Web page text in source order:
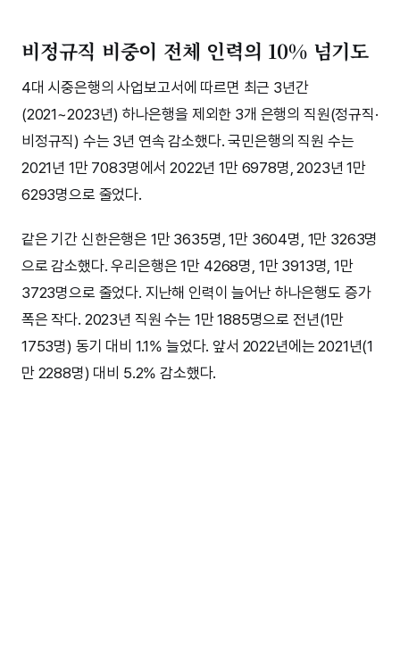
비정규직 비중이 전체 인력의 10% 넘기도
4대 시중은행의 사업보고서에 따르면 최근 3년간
(2021~2023년) 하나은행을 제외한 3개 은행의 직원(정규직·
비정규직) 수는 3년 연속 감소했다. 국민은행의 직원 수는
2021년 1만 7083명에서 2022년 1만 6978명, 2023년 1만
6293명으로 줄었다.
같은 기간 신한은행은 1만 3635명, 1만 3604명, 1만 3263명
으로 감소했다. 우리은행은 1만 4268명, 1만 3913명, 1만
3723명으로 줄었다. 지난해 인력이 늘어난 하나은행도 증가
폭은 작다. 2023년 직원 수는 1만 1885명으로 전년(1만
1753명) 동기 대비 1.1% 늘었다. 앞서 2022년에는 2021년(1
만 2288명) 대비 5.2% 감소했다.